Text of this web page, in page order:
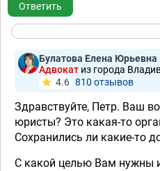
Ответить
Булатова Елена Юрьевна
Адвокат из города
4.6 810 отзывов
Здравствуйте, Петр. Ваш
юристы? Это какая-то
Сохранились ли какие-то
С какой целью Вам нужны